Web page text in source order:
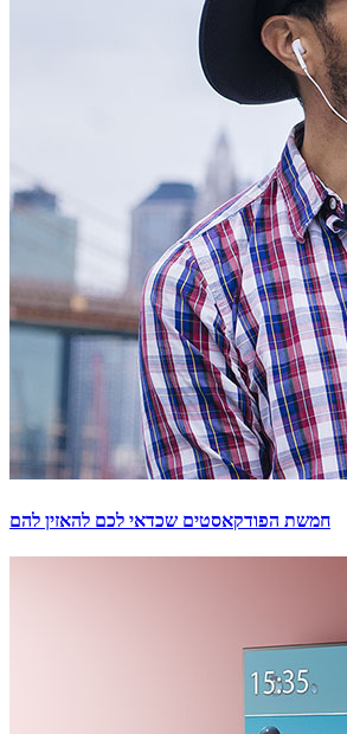
חמשת הפודקאסטים שכדאי לכם להאזין להם